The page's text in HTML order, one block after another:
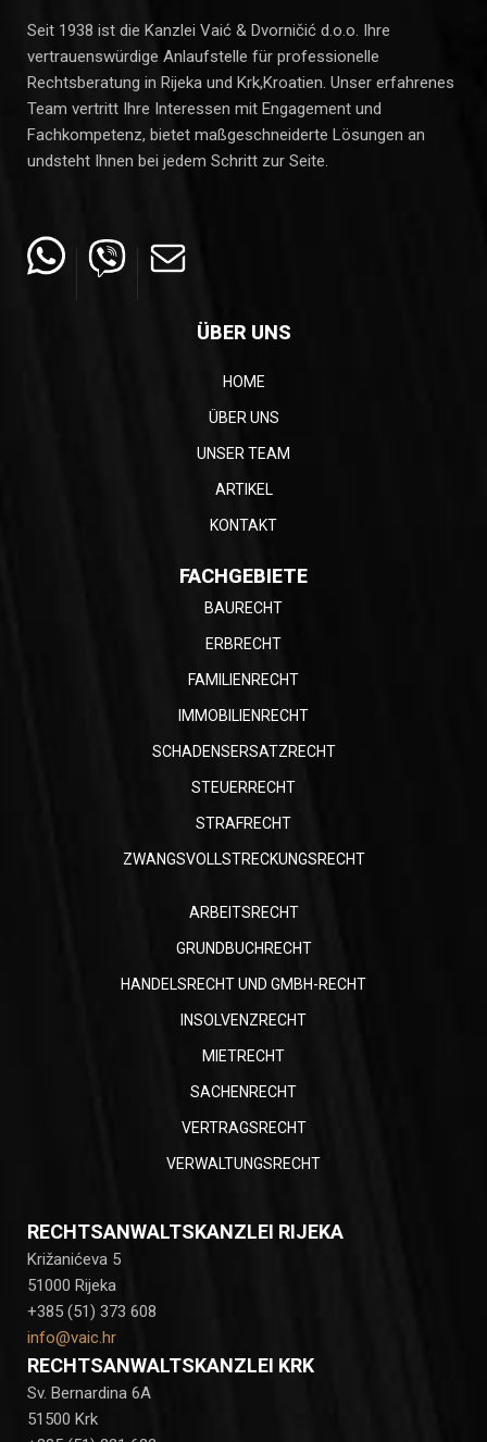
Seit 1938 ist die Kanzlei Vaić & Dvorničić d.o.o. Ihre
vertrauenswürdige Anlaufstelle für professionelle
Rechtsberatung in Rijeka und Krk,Kroatien. Unser erfahrenes
Team vertritt Ihre Interessen mit Engagement und
Fachkompetenz, bietet maßgeschneiderte Lösungen an
undsteht Ihnen bei jedem Schritt zur Seite.
ÜBER UNS
HOME
ÜBER UNS
UNSER TEAM
ARTIKEL
KONTAKT
FACHGEBIETE
BAURECHT
ERBRECHT
FAMILIENRECHT
IMMOBILIENRECHT
SCHADENSERSATZRECHT
STEUERRECHT
STRAFRECHT
ZWANGSVOLLSTRECKUNGSRECHT
ARBEITSRECHT
GRUNDBUCHRECHT
HANDELSRECHT UND GMBH-RECHT
INSOLVENZRECHT
MIETRECHT
SACHENRECHT
VERTRAGSRECHT
VERWALTUNGSRECHT
RECHTSANWALTSKANZLEI RIJEKA
Križanićeva 5
51000 Rijeka
+385 (51) 373 608
info@vaic.hr
RECHTSANWALTSKANZLEI KRK
Sv. Bernardina 6A
51500 Krk